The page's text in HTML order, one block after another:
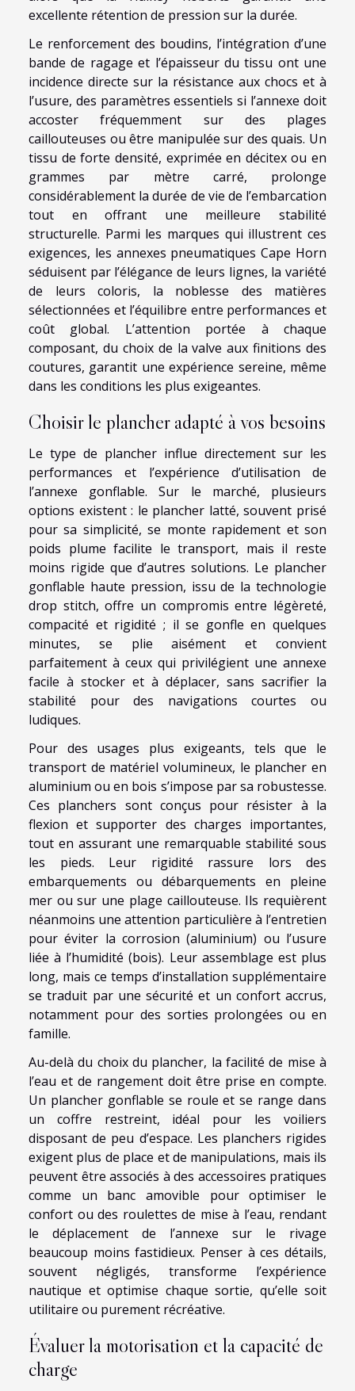
excellente rétention de pression sur la durée.
Le renforcement des boudins, l’intégration d’une
bande de ragage et l’épaisseur du tissu ont une
incidence directe sur la résistance aux chocs et à
l’usure, des paramètres essentiels si l’annexe doit
accoster fréquemment sur des plages
caillouteuses ou être manipulée sur des quais. Un
tissu de forte densité, exprimée en décitex ou en
grammes par mètre carré, prolonge
considérablement la durée de vie de l’embarcation
tout en offrant une meilleure stabilité
structurelle. Parmi les marques qui illustrent ces
exigences, les annexes pneumatiques Cape Horn
séduisent par l’élégance de leurs lignes, la variété
de leurs coloris, la noblesse des matières
sélectionnées et l’équilibre entre performances et
coût global. L’attention portée à chaque
composant, du choix de la valve aux finitions des
coutures, garantit une expérience sereine, même
dans les conditions les plus exigeantes.
Choisir le plancher adapté à vos besoins
Le type de plancher influe directement sur les
performances et l’expérience d’utilisation de
l’annexe gonflable. Sur le marché, plusieurs
options existent : le plancher latté, souvent prisé
pour sa simplicité, se monte rapidement et son
poids plume facilite le transport, mais il reste
moins rigide que d’autres solutions. Le plancher
gonflable haute pression, issu de la technologie
drop stitch, offre un compromis entre légèreté,
compacité et rigidité ; il se gonfle en quelques
minutes, se plie aisément et convient
parfaitement à ceux qui privilégient une annexe
facile à stocker et à déplacer, sans sacrifier la
stabilité pour des navigations courtes ou
ludiques.
Pour des usages plus exigeants, tels que le
transport de matériel volumineux, le plancher en
aluminium ou en bois s’impose par sa robustesse.
Ces planchers sont conçus pour résister à la
flexion et supporter des charges importantes,
tout en assurant une remarquable stabilité sous
les pieds. Leur rigidité rassure lors des
embarquements ou débarquements en pleine
mer ou sur une plage caillouteuse. Ils requièrent
néanmoins une attention particulière à l’entretien
pour éviter la corrosion (aluminium) ou l’usure
liée à l’humidité (bois). Leur assemblage est plus
long, mais ce temps d’installation supplémentaire
se traduit par une sécurité et un confort accrus,
notamment pour des sorties prolongées ou en
famille.
Au-delà du choix du plancher, la facilité de mise à
l’eau et de rangement doit être prise en compte.
Un plancher gonflable se roule et se range dans
un coffre restreint, idéal pour les voiliers
disposant de peu d’espace. Les planchers rigides
exigent plus de place et de manipulations, mais ils
peuvent être associés à des accessoires pratiques
comme un banc amovible pour optimiser le
confort ou des roulettes de mise à l’eau, rendant
le déplacement de l’annexe sur le rivage
beaucoup moins fastidieux. Penser à ces détails,
souvent négligés, transforme l’expérience
nautique et optimise chaque sortie, qu’elle soit
utilitaire ou purement récréative.
Évaluer la motorisation et la capacité de
charge